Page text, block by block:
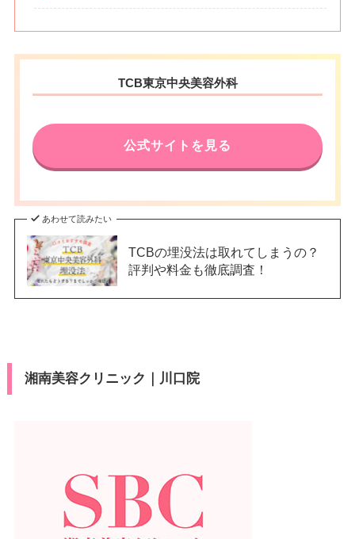
TCB東京中央美容外科
公式サイトを見る
あわせて読みたい
TCBの埋没法は取れてしまうの？
評判や料金も徹底調査！
湘南美容クリニック｜川口院